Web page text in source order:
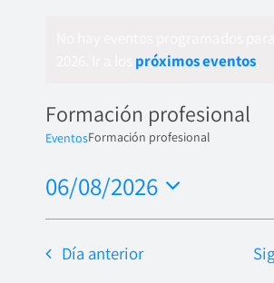
próximos eventos.
Formación profesional
EventosFormación profesional
06/08/2026
Seleccionar
fecha.
Día anterior